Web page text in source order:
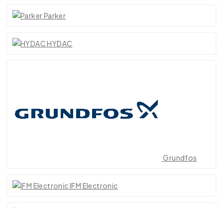
Parker
HYDAC
Grundfos
IFM Electronic